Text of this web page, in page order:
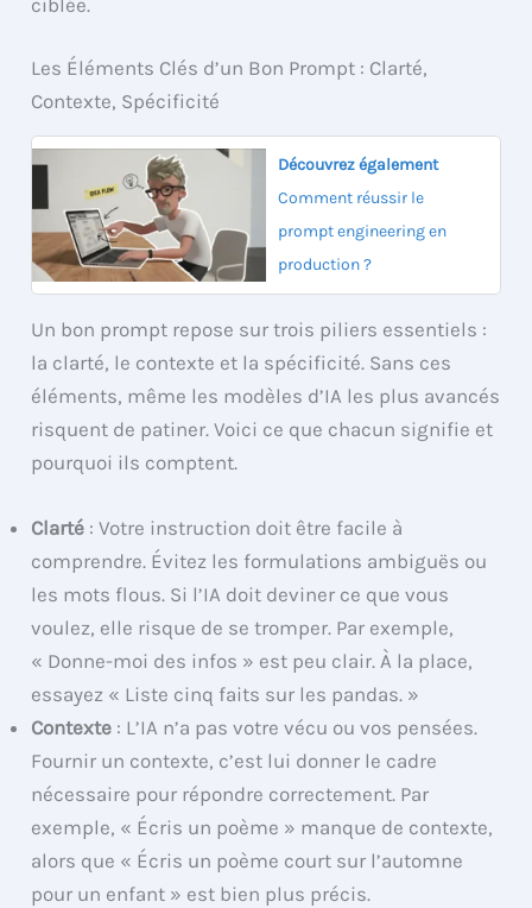
Les Éléments Clés d’un Bon Prompt : Clarté,
Contexte, Spécificité
Découvrez également
Comment réussir le
prompt engineering en
production ?
Un bon prompt repose sur trois piliers essentiels :
la clarté, le contexte et la spécificité. Sans ces
éléments, même les modèles d’IA les plus avancés
risquent de patiner. Voici ce que chacun signifie et
pourquoi ils comptent.
Clarté : Votre instruction doit être facile à
comprendre. Évitez les formulations ambiguës ou
les mots flous. Si l’IA doit deviner ce que vous
voulez, elle risque de se tromper. Par exemple,
« Donne-moi des infos » est peu clair. À la place,
essayez « Liste cinq faits sur les pandas. »
Contexte : L’IA n’a pas votre vécu ou vos pensées.
Fournir un contexte, c’est lui donner le cadre
nécessaire pour répondre correctement. Par
exemple, « Écris un poème » manque de contexte,
alors que « Écris un poème court sur l’automne
pour un enfant » est bien plus précis.